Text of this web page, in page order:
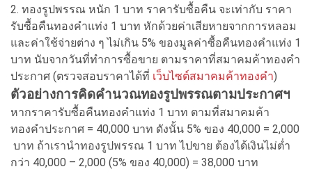
2. ทองรูปพรรณ หนัก 1 บาท ราคารับซื้อคืน จะเท่ากับ ราคา
รับซื้อคืนทองคำแท่ง 1 บาท หักด้วยค่าเสียหายจากการหลอม
และค่าใช้จ่ายต่าง ๆ ไม่เกิน 5% ของมูลค่าซื้อคืนทองคำแท่ง 1
บาท นับจากวันที่ทำการซื้อขาย ตามราคาที่สมาคมค้าทองคำ
ประกาศ (ตรวจสอบราคาได้ที่ เว็บไซต์สมาคมค้าทองคำ)
ตัวอย่างการคิดคำนวณทองรูปพรรณตามประกาศฯ
หากราคารับซื้อคืนทองคำแท่ง 1 บาท ตามที่สมาคมค้า
ทองคำประกาศ = 40,000 บาท ดังนั้น 5% ของ 40,000 = 2,000
บาท ถ้าเรานำทองรูปพรรณ 1 บาท ไปขาย ต้องได้เงินไม่ต่ำ
กว่า 40,000 – 2,000 (5% ของ 40,000) = 38,000 บาท